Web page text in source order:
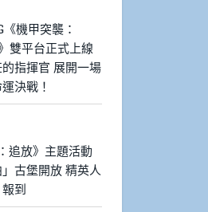
機甲突襲：
平台正式上線
指揮官 展開一場
決戰！
追放》主題活動
」古堡開放 精英人
到